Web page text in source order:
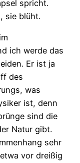
spricht.
sie blüht.
ich werde das
Er ist ja
des
was
ist, denn
sind die
Natur gibt.
sehr
vor dreißig